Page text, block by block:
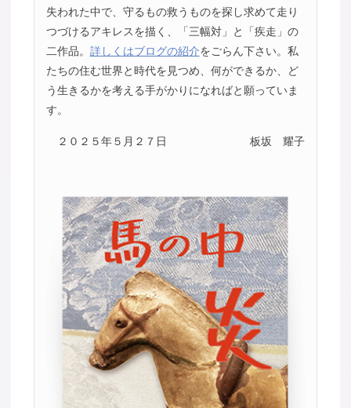
失われた中で、守るもの救うものを探し求めて走り
つづけるアキレスを描く、「三幅対」と「疾走」の
二作品。 詳しくはブログの紹介をごらん下さい。私
たちの住む世界と時代を見つめ、何ができるか、ど
う生きるかを考える手がかりになればと願っていま
す。
２０２５年５月２７日 板坂 耀子